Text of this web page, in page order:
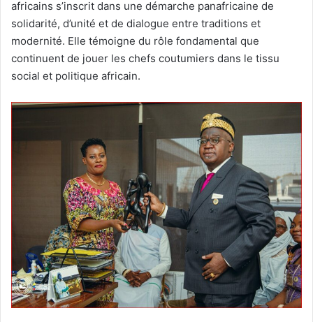
africains s’inscrit dans une démarche panafricaine de
solidarité, d’unité et de dialogue entre traditions et
modernité. Elle témoigne du rôle fondamental que
continuent de jouer les chefs coutumiers dans le tissu
social et politique africain.